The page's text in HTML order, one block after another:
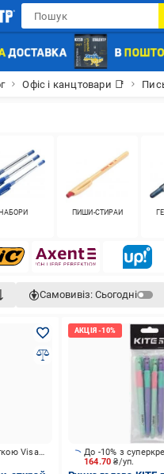
Офіс і канцтовари 📑
НАБОРИ ПИШИ-СТИРАЙ
Самовивіз: Сьогодні
До -10% з суперкредиткою Visa Вигода
164.70₴/уп.